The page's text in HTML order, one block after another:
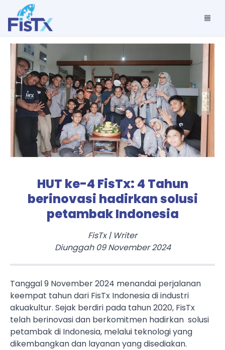
HUT ke-4 FisTx: 4 Tahun
berinovasi hadirkan solusi
petambak Indonesia
FisTx| Writer
Diunggah 09 November 2024
Tanggal 9 November 2024 menandai perjalanan
keempat tahun dari FisTx Indonesia di industri
akuakultur. Sejak berdiri pada tahun 2020, FisTx
telah berinovasi dan berkomitmen hadirkan solusi
petambak di Indonesia, melalui teknologi yang
dikembangkan dan layanan yang disediakan.